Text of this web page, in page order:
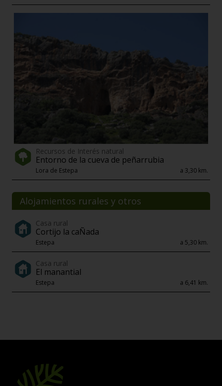
Recursos de Interés natural
Entorno de la cueva de peñarrubia
Lora de Estepa a 3,30 km.
Alojamientos rurales y otros
Casa rural
Cortijo la caÑada
Estepa a 5,30 km.
Casa rural
El manantial
Estepa a 6,41 km.